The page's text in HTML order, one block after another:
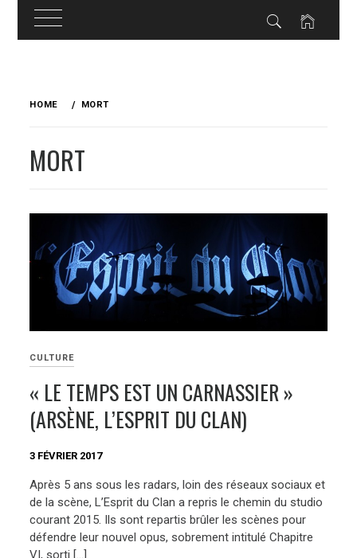
HOME MORT
MORT
CULTURE
« LE TEMPS EST UN CARNASSIER »
(ARSÈNE, L’ESPRIT DU CLAN)
3 FÉVRIER 2017
Après 5 ans sous les radars, loin des réseaux sociaux et
de la scène, L’Esprit du Clan a repris le chemin du studio
courant 2015. Ils sont repartis brûler les scènes pour
défendre leur nouvel opus, sobrement intitulé Chapitre
VI, sorti […]